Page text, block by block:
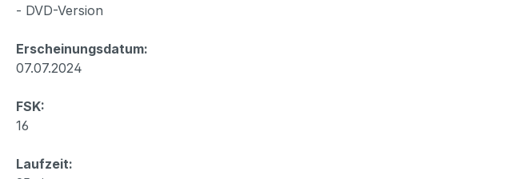
- DVD-Version
Erscheinungsdatum:
07.07.2024
FSK:
16
Laufzeit: